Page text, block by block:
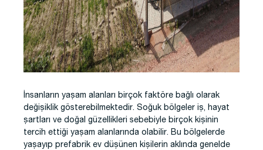
İnsanların yaşam alanları birçok faktöre bağlı olarak
değişiklik gösterebilmektedir. Soğuk bölgeler iş, hayat
şartları ve doğal güzellikleri sebebiyle birçok kişinin
tercih ettiği yaşam alanlarında olabilir. Bu bölgelerde
yaşayıp prefabrik ev düşünen kişilerin aklında genelde